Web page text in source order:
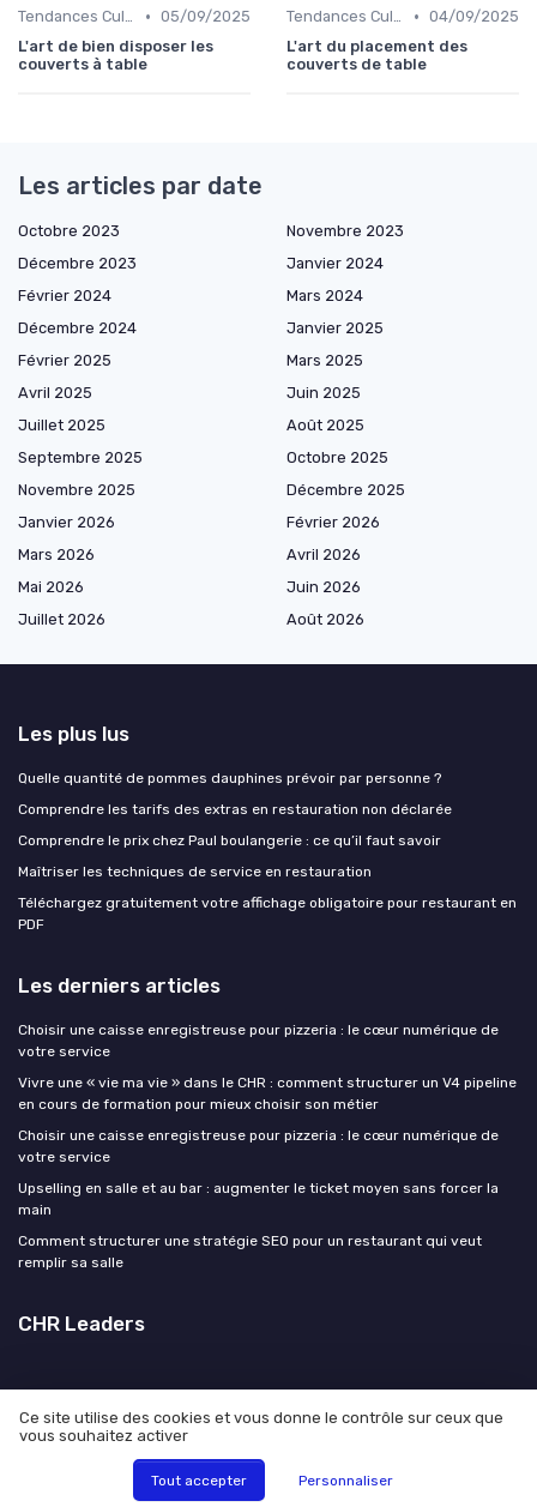
Tendances Culinaire • 05/09/2025
L'art de bien disposer les
couverts à table
Tendances Culinaire • 04/09/2025
L'art du placement des
couverts de table
Les articles par date
Octobre 2023
Novembre 2023
Décembre 2023
Janvier 2024
Février 2024
Mars 2024
Décembre 2024
Janvier 2025
Février 2025
Mars 2025
Avril 2025
Juin 2025
Juillet 2025
Août 2025
Septembre 2025
Octobre 2025
Novembre 2025
Décembre 2025
Janvier 2026
Février 2026
Mars 2026
Avril 2026
Mai 2026
Juin 2026
Juillet 2026
Août 2026
Les plus lus
Quelle quantité de pommes dauphines prévoir par personne ?
Comprendre les tarifs des extras en restauration non déclarée
Comprendre le prix chez Paul boulangerie : ce qu’il faut savoir
Maîtriser les techniques de service en restauration
Téléchargez gratuitement votre affichage obligatoire pour restaurant en
PDF
Les derniers articles
Choisir une caisse enregistreuse pour pizzeria : le cœur numérique de
votre service
Vivre une « vie ma vie » dans le CHR : comment structurer un V4 pipeline
en cours de formation pour mieux choisir son métier
Choisir une caisse enregistreuse pour pizzeria : le cœur numérique de
votre service
Upselling en salle et au bar : augmenter le ticket moyen sans forcer la
main
Comment structurer une stratégie SEO pour un restaurant qui veut
remplir sa salle
CHR Leaders
Mentions légales
© CHR Leaders 2026
Ce site utilise des cookies et vous donne le contrôle sur ceux que
vous souhaitez activer
Tout accepter Personnaliser